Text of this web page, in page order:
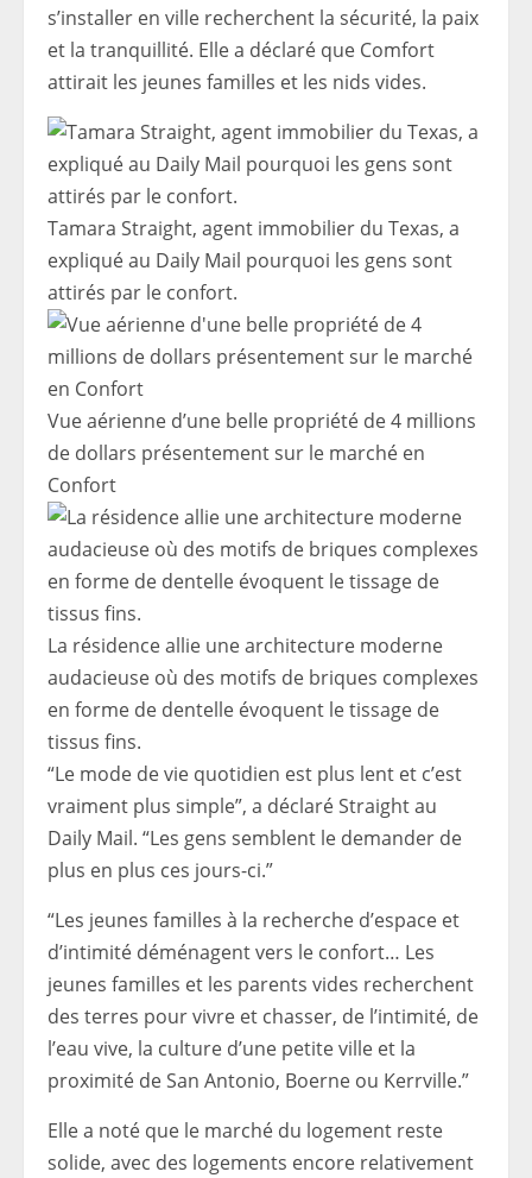
s’installer en ville recherchent la sécurité, la paix
et la tranquillité. Elle a déclaré que Comfort
attirait les jeunes familles et les nids vides.
Tamara Straight, agent immobilier du Texas, a
expliqué au Daily Mail pourquoi les gens sont
attirés par le confort.
Vue aérienne d’une belle propriété de 4 millions
de dollars présentement sur le marché en
Confort
La résidence allie une architecture moderne
audacieuse où des motifs de briques complexes
en forme de dentelle évoquent le tissage de
tissus fins.
“Le mode de vie quotidien est plus lent et c’est
vraiment plus simple”, a déclaré Straight au
Daily Mail. “Les gens semblent le demander de
plus en plus ces jours-ci.”
“Les jeunes familles à la recherche d’espace et
d’intimité déménagent vers le confort… Les
jeunes familles et les parents vides recherchent
des terres pour vivre et chasser, de l’intimité, de
l’eau vive, la culture d’une petite ville et la
proximité de San Antonio, Boerne ou Kerrville.”
Elle a noté que le marché du logement reste
solide, avec des logements encore relativement